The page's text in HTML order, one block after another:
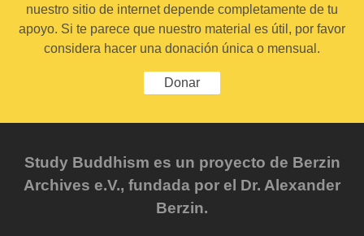
nuestro sitio de internet depende completamente de tu
apoyo. Si te parece que nuestro material es útil, por favor
considera hacer una donación única o mensual.
Donar
Study Buddhism es un proyecto de Berzin
Archives e.V., fundada por el Dr. Alexander
Berzin.